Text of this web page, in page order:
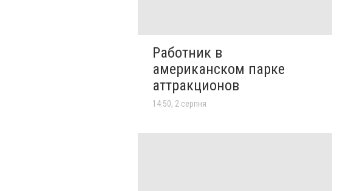
Работник в
американском парке
аттракционов
14:50, 2 серпня